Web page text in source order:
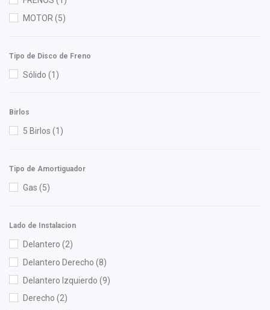
TomCo(1)
Totalparts(1)
MOTOR (5)
Tipo de Disco de Freno
Sólido (1)
Birlos
5 Birlos (1)
Tipo de Amortiguador
Gas (5)
Lado de Instalacion
Delantero (2)
Delantero Derecho (8)
Delantero Izquierdo (9)
Derecho (2)